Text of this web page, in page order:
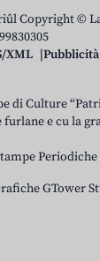
Copyright ©
XML Pubblicità
di Culture
furlane e cu la
Periodiche
GTower